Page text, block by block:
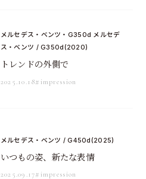
メルセデス・ベンツ・G350d メルセデ
ス・ベンツ / G350d(2020)
トレンドの外側で
2025.10.18#impression
メルセデス・ベンツ / G450d(2025)
いつもの姿、新たな表情
2025.09.17#impression